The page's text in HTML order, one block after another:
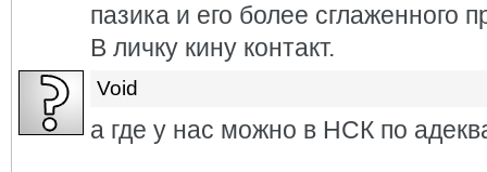
пазика и его более сглаженного
В личку кину контакт.
Void
а где у нас можно в НСК по